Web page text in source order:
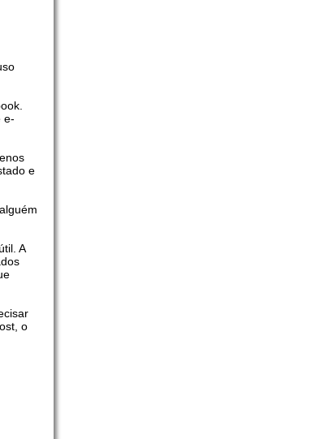
e-
e
A
o